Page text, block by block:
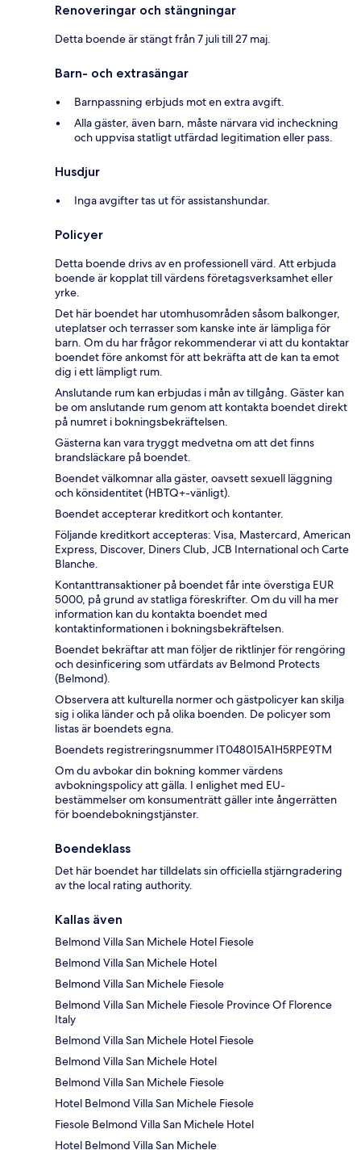
Renoveringar och stängningar
Detta boende är stängt från 7 juli till 27 maj.
Barn- och extrasängar
Barnpassning erbjuds mot en extra avgift.
Alla gäster, även barn, måste närvara vid incheckning
och uppvisa statligt utfärdad legitimation eller pass.
Husdjur
Inga avgifter tas ut för assistanshundar.
Policyer
Detta boende drivs av en professionell värd. Att erbjuda
boende är kopplat till värdens företagsverksamhet eller
yrke.
Det här boendet har utomhusområden såsom balkonger,
uteplatser och terrasser som kanske inte är lämpliga för
barn. Om du har frågor rekommenderar vi att du kontaktar
boendet före ankomst för att bekräfta att de kan ta emot
dig i ett lämpligt rum.
Anslutande rum kan erbjudas i mån av tillgång. Gäster kan
be om anslutande rum genom att kontakta boendet direkt
på numret i bokningsbekräftelsen.
Gästerna kan vara tryggt medvetna om att det finns
brandsläckare på boendet.
Boendet välkomnar alla gäster, oavsett sexuell läggning
och könsidentitet (HBTQ+-vänligt).
Boendet accepterar kreditkort och kontanter.
Följande kreditkort accepteras: Visa, Mastercard, American
Express, Discover, Diners Club, JCB International och Carte
Blanche.
Kontanttransaktioner på boendet får inte överstiga EUR
5000, på grund av statliga föreskrifter. Om du vill ha mer
information kan du kontakta boendet med
kontaktinformationen i bokningsbekräftelsen.
Boendet bekräftar att man följer de riktlinjer för rengöring
och desinficering som utfärdats av Belmond Protects
(Belmond).
Observera att kulturella normer och gästpolicyer kan skilja
sig i olika länder och på olika boenden. De policyer som
listas är boendets egna.
Boendets registreringsnummer IT048015A1H5RPE9TM
Om du avbokar din bokning kommer värdens
avbokningspolicy att gälla. I enlighet med EU-
bestämmelser om konsumenträtt gäller inte ångerrätten
för boendebokningstjänster.
Boendeklass
Det här boendet har tilldelats sin officiella stjärngradering
av the local rating authority.
Kallas även
Belmond Villa San Michele Hotel Fiesole
Belmond Villa San Michele Hotel
Belmond Villa San Michele Fiesole
Belmond Villa San Michele Fiesole Province Of Florence
Italy
Belmond Villa San Michele Hotel Fiesole
Belmond Villa San Michele Hotel
Belmond Villa San Michele Fiesole
Hotel Belmond Villa San Michele Fiesole
Fiesole Belmond Villa San Michele Hotel
Hotel Belmond Villa San Michele